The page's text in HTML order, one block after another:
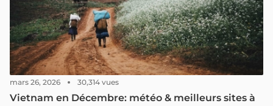
mars 26, 2026 30,314 vues
Vietnam en Décembre: météo & meilleurs sites à